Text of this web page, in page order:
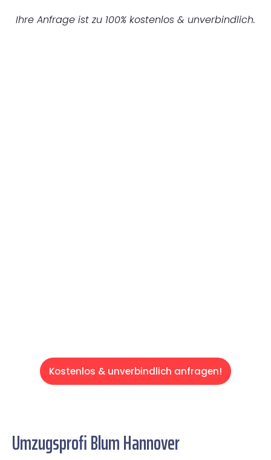
Ihre Anfrage ist zu 100% kostenlos & unverbindlich.
Kostenlos & unverbindlich anfragen!
Umzugsprofi Blum Hannover